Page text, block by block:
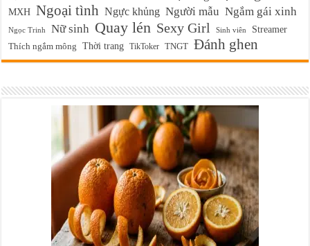
MXH Ngoại tình Ngực khủng Người mẫu Ngắm gái xinh
Ngọc Trinh Nữ sinh Quay lén Sexy Girl Sinh viên Streamer
Thích ngắm mông Thời trang TikToker TNGT Đánh ghen